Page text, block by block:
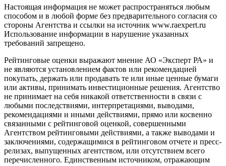
Настоящая информация не может распространяться любым
способом и в любой форме без предварительного согласия со
стороны Агентства и ссылки на источник www.raexpert.ru
Использование информации в нарушение указанных
требований запрещено.
Рейтинговые оценки выражают мнение АО «Эксперт РА» и
не являются установлением фактов или рекомендацией
покупать, держать или продавать те или иные ценные бумаги
или активы, принимать инвестиционные решения. Агентство
не принимает на себя никакой ответственности в связи с
любыми последствиями, интерпретациями, выводами,
рекомендациями и иными действиями, прямо или косвенно
связанными с рейтинговой оценкой, совершенными
Агентством рейтинговыми действиями, а также выводами и
заключениями, содержащимися в рейтинговом отчете и пресс-
релизах, выпущенных агентством, или отсутствием всего
перечисленного. Единственным источником, отражающим